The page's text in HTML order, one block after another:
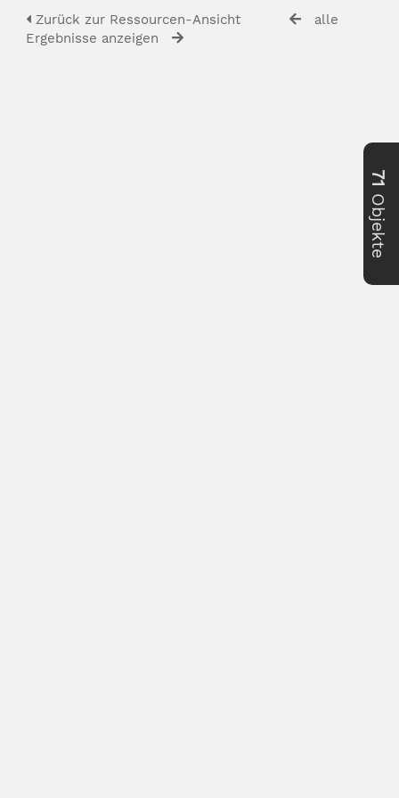
Zurück zur Ressourcen-Ansicht
alle
Ergebnisse anzeigen
71
Objekte